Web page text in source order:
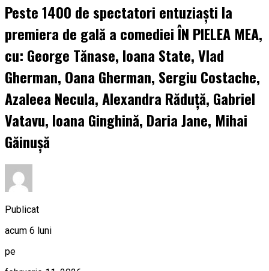
Peste 1400 de spectatori entuziaști la
premiera de gală a comediei ÎN PIELEA MEA,
cu: George Tănase, Ioana State, Vlad
Gherman, Oana Gherman, Sergiu Costache,
Azaleea Necula, Alexandra Răduță, Gabriel
Vatavu, Ioana Ginghină, Daria Jane, Mihai
Găinușă
Publicat
acum 6 luni
pe